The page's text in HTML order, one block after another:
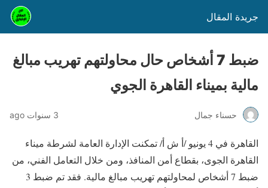
جريدة المقال
ضبط 7 أشخاص حال محاولتهم تهريب مبالغ
مالية بميناء القاهرة الجوي
حسناء جمال 3 سنوات ago
القاهرة في 4 يونيو /أ ش أ/ تمكنت الإدارة العامة لشرطة ميناء
القاهرة الجوى، بقطاع أمن المنافذ، ومن خلال التعامل الفني، من
ضبط 7 أشخاص لمحاولتهم تهريب مبالغ مالية. فقد تم ضبط 3